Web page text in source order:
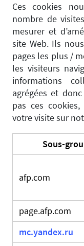
Ces cookies
nombre de
mesurer et
site Web. Ils
pages les plus /
les visiteurs
informations
agrégées et
pas ces
votre visite sur
Sous-
afp.com
page.afp.com
mc.yandex.ru